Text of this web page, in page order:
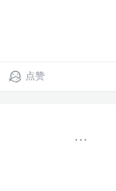
点赞